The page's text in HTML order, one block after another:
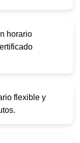
horario
flexible y